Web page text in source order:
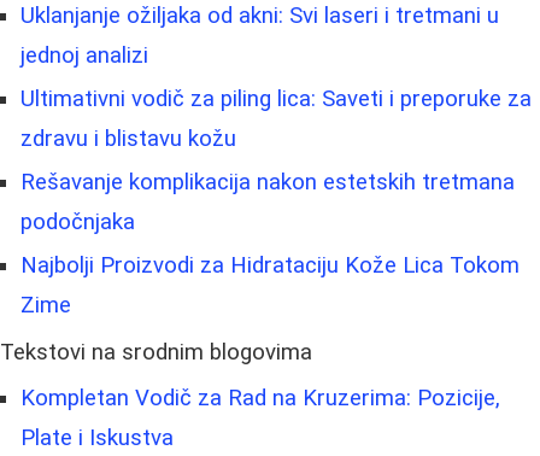
Uklanjanje ožiljaka od akni: Svi laseri i tretmani u
jednoj analizi
Ultimativni vodič za piling lica: Saveti i preporuke za
zdravu i blistavu kožu
Rešavanje komplikacija nakon estetskih tretmana
podočnjaka
Najbolji Proizvodi za Hidrataciju Kože Lica Tokom
Zime
Tekstovi na srodnim blogovima
Kompletan Vodič za Rad na Kruzerima: Pozicije,
Plate i Iskustva